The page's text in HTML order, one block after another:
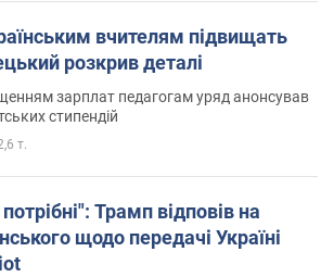
вчителям підвищать
розкрив деталі
зарплат педагогам уряд анонсував
стипендій
т.
Трамп відповів на
щодо передачі Україні